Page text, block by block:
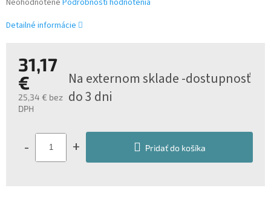
produktu
hviezdičiek.
Neohodnotené Podrobnosti hodnotenia
Detailné informácie
31,17
€
25,34 € bez
DPH
cena:
Na externom sklade -dostupnosť
do 3 dni
- + Pridať do košíka